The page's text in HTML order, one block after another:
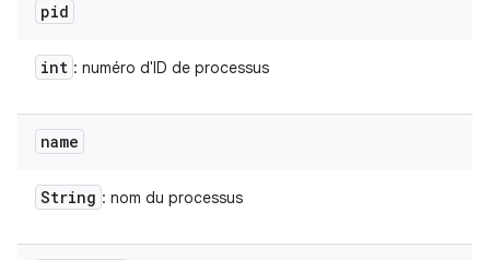
pid
int : numéro d'ID de processus
name
String : nom du processus